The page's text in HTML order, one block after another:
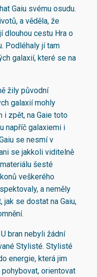
Gaiu svému osudu.
a věděla, že
dlouhou cestu Hra o
Podléhaly jí tam
galaxií, které se na
žily původní
galaxií mohly
i zpět, na Gaie toto
napříč galaxiemi i
se nesmí v
se jakkoli viditelně
šesté
veškerého
a neměly
jak se dostat na Gaiu,
bran nebyli žádní
Stylisté. Stylisté
energie, která jim
orientovat